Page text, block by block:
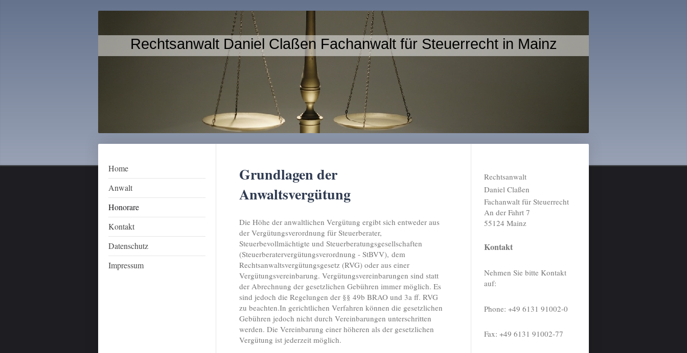
Rechtsanwalt Daniel Claßen Fachanwalt für Steuerrecht in Mainz
Home
Anwalt
Honorare
Kontakt
Datenschutz
Impressum
Grundlagen der
Anwaltsvergütung
Die Höhe der anwaltlichen Vergütung ergibt sich entweder aus
derVergütungsverordnung für Steuerberater,
Steuerbevollmächtigte und Steuerberatungsgesellschaften
(Steuerberatervergütungsverordnung - StBVV), dem
Rechtsanwaltsvergütungsgesetz (RVG) oder aus einer
Vergütungsvereinbarung. Vergütungsvereinbarungen sind statt
der Abrechnung der gesetzlichen Gebühren immer möglich. Es
sind jedoch die Regelungen der §§ 49b BRAO und 3a ff. RVG
zu beachten.In gerichtlichen Verfahren können die gesetzlichen
Gebühren jedoch nicht durch Vereinbarungen unterschritten
werden. Die Vereinbarung einer höheren als der gesetzlichen
Vergütung ist jederzeit möglich.
Rechtsanwalt
Daniel Claßen
Fachanwalt für Steuerrecht
An der Fahrt 7
55124 Mainz
Kontakt
Nehmen Sie bitte Kontakt
auf:
Phone: +49 6131 91002-0
Fax: +49 6131 91002-77